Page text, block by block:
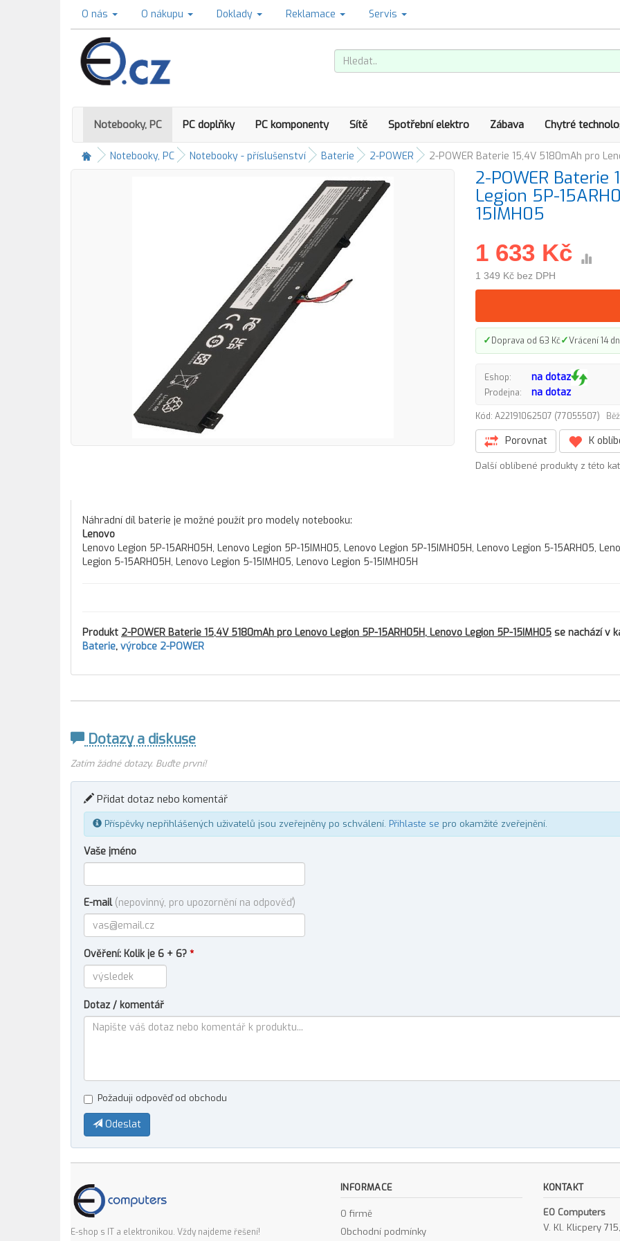
O nás O nákupu Doklady Reklamace Servis
Notebooky, PC PC doplňky PC komponenty Sítě Spotřební elektro Zábava Chytré
Notebooky, PC Notebooky - příslušenství Baterie 2-POWER 2-POWER Baterie 15,4V 5180mAh pro
2-POWER
Legion 5P-
15IMH05
1 633 Kč
1 349 Kč bez DPH
✓Doprava od 63 Kč✓Vrácení 14
Eshop: na dotaz
Prodejna: na dotaz
Kód: A22191062507 (77055507)
Porovnat K
Další oblíbené produkty z této
Náhradní díl baterie je možné použít pro modely notebooku:
Lenovo
Lenovo Legion 5P-15ARH05H, Lenovo Legion 5P-15IMH05, Lenovo Legion 5P-15IMH05H, Lenovo Legion 5-15ARH05,
Legion 5-15ARH05H, Lenovo Legion 5-15IMH05, Lenovo Legion 5-15IMH05H
Produkt 2-POWER Baterie 15,4V 5180mAh pro Lenovo Legion 5P-15ARH05H, Lenovo Legion 5P-15IMH05 se nachází v
Baterie, výrobce 2-POWER
Dotazy a diskuse
Zatím žádné dotazy. Buďte první!
Přidat dotaz nebo komentář
Příspěvky nepřihlášených uživatelů jsou zveřejněny po schválení. Přihlaste se pro okamžité zveřejnění.
Vaše jméno
E-mail (nepovinný, pro upozornění na odpověď)
Ověření: Kolik je 6 + 6? *
Dotaz / komentář
Požaduji odpověď od obchodu
Odeslat
E-shop s IT a elektronikou. Vždy najdeme řešení!
INFORMACE
O firmě
Obchodní podmínky
KONTAKT
EO Computers
V. Kl. Klicpery